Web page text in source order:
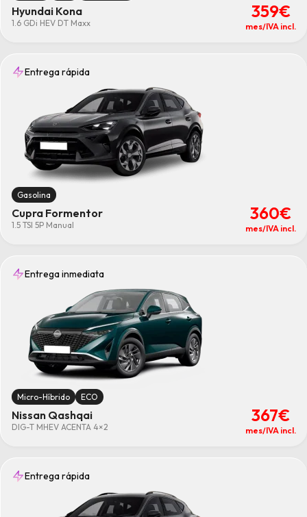
Hyundai Kona
1.6 GDi HEV DT Maxx
359€
mes/IVA incl.
Entrega rápida
Gasolina
Cupra Formentor
1.5 TSI 5P Manual
360€
mes/IVA incl.
Entrega inmediata
Micro-Híbrido ECO
Nissan Qashqai
DIG-T MHEV ACENTA 4×2
367€
mes/IVA incl.
Entrega rápida